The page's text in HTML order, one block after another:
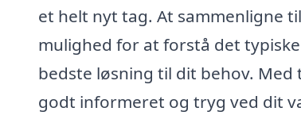
et helt nyt tag. At sammenligne
mulighed for at forstå det
bedste løsning til dit behov.
godt informeret og tryg ved dit